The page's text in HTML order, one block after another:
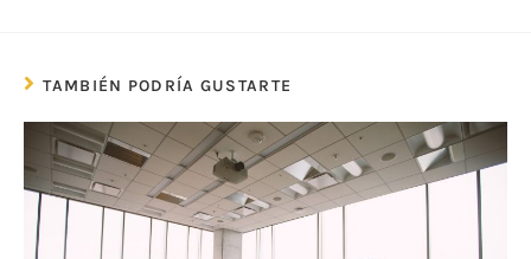
TAMBIÉN PODRÍA GUSTARTE